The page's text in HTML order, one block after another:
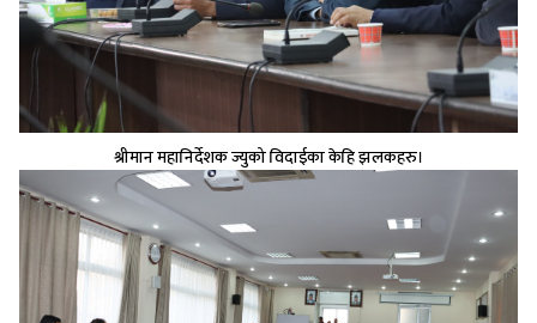
श्रीमान महानिर्देशक ज्युको विदाईका केहि झलकहरु।